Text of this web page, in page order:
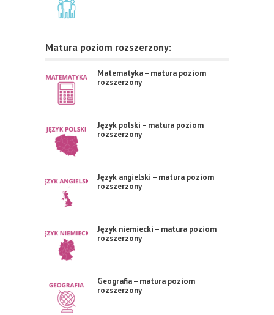
Matura poziom rozszerzony:
Matematyka – matura poziom
rozszerzony
Język polski – matura poziom
rozszerzony
Język angielski – matura poziom
rozszerzony
Język niemiecki – matura poziom
rozszerzony
Geografia – matura poziom
rozszerzony